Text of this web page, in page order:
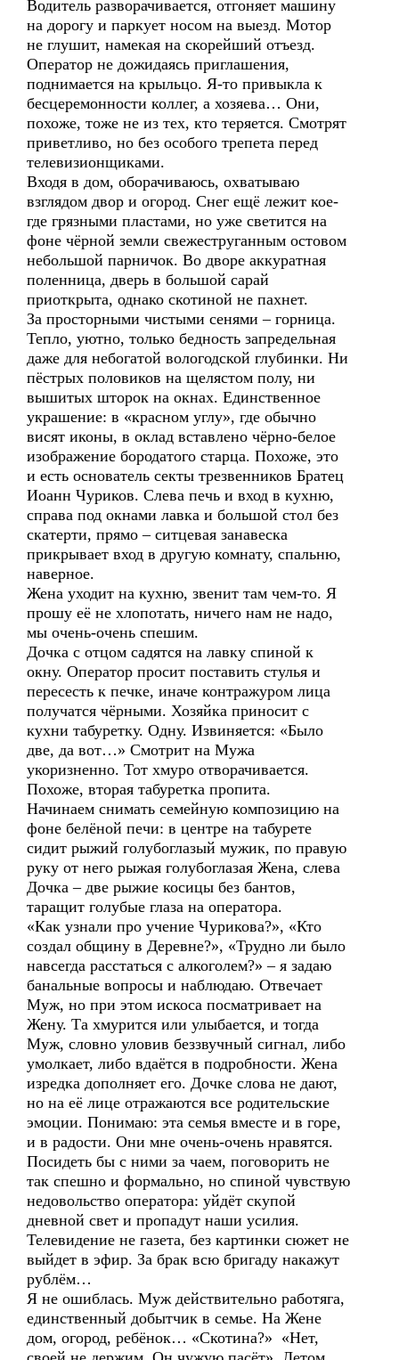
Водитель разворачивается, отгоняет машину
на дорогу и паркует носом на выезд. Мотор
не глушит, намекая на скорейший отъезд.
Оператор не дожидаясь приглашения,
поднимается на крыльцо. Я-то привыкла к
бесцеремонности коллег, а хозяева… Они,
похоже, тоже не из тех, кто теряется. Смотрят
приветливо, но без особого трепета перед
телевизионщиками.
Входя в дом, оборачиваюсь, охватываю
взглядом двор и огород. Снег ещё лежит кое-
где грязными пластами, но уже светится на
фоне чёрной земли свежеструганным остовом
небольшой парничок. Во дворе аккуратная
поленница, дверь в большой сарай
приоткрыта, однако скотиной не пахнет.
За просторными чистыми сенями – горница.
Тепло, уютно, только бедность запредельная
даже для небогатой вологодской глубинки. Ни
пёстрых половиков на щелястом полу, ни
вышитых шторок на окнах. Единственное
украшение: в «красном углу», где обычно
висят иконы, в оклад вставлено чёрно-белое
изображение бородатого старца. Похоже, это
и есть основатель секты трезвенников Братец
Иоанн Чуриков. Слева печь и вход в кухню,
справа под окнами лавка и большой стол без
скатерти, прямо – ситцевая занавеска
прикрывает вход в другую комнату, спальню,
наверное.
Жена уходит на кухню, звенит там чем-то. Я
прошу её не хлопотать, ничего нам не надо,
мы очень-очень спешим.
Дочка с отцом садятся на лавку спиной к
окну. Оператор просит поставить стулья и
пересесть к печке, иначе контражуром лица
получатся чёрными. Хозяйка приносит с
кухни табуретку. Одну. Извиняется: «Было
две, да вот…» Смотрит на Мужа
укоризненно. Тот хмуро отворачивается.
Похоже, вторая табуретка пропита.
Начинаем снимать семейную композицию на
фоне белёной печи: в центре на табурете
сидит рыжий голубоглазый мужик, по правую
руку от него рыжая голубоглазая Жена, слева
Дочка – две рыжие косицы без бантов,
таращит голубые глаза на оператора.
«Как узнали про учение Чурикова?», «Кто
создал общину в Деревне?», «Трудно ли было
навсегда расстаться с алкоголем?» – я задаю
банальные вопросы и наблюдаю. Отвечает
Муж, но при этом искоса посматривает на
Жену. Та хмурится или улыбается, и тогда
Муж, словно уловив беззвучный сигнал, либо
умолкает, либо вдаётся в подробности. Жена
изредка дополняет его. Дочке слова не дают,
но на её лице отражаются все родительские
эмоции. Понимаю: эта семья вместе и в горе,
и в радости. Они мне очень-очень нравятся.
Посидеть бы с ними за чаем, поговорить не
так спешно и формально, но спиной чувствую
недовольство оператора: уйдёт скупой
дневной свет и пропадут наши усилия.
Телевидение не газета, без картинки сюжет не
выйдет в эфир. За брак всю бригаду накажут
рублём…
Я не ошиблась. Муж действительно работяга,
единственный добытчик в семье. На Жене
дом, огород, ребёнок… «Скотина?» «Нет,